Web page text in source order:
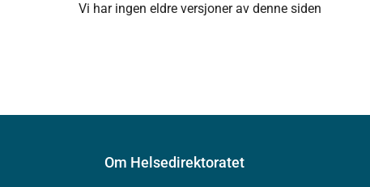
Vi har ingen eldre versjoner av denne siden
Om Helsedirektoratet